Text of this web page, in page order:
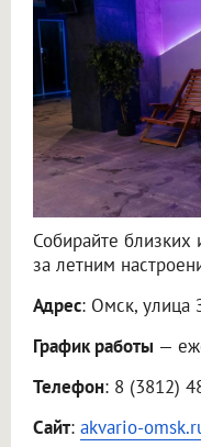
Собирайте
за летним
Адрес: Омск, улица
График работы —
Телефон: 8 (3812)
Сайт: akvario-